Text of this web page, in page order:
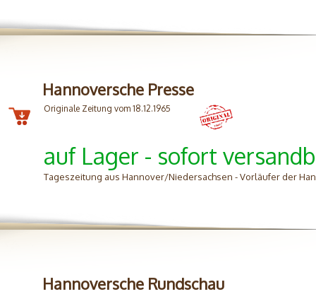
Hannoversche Presse
Originale Zeitung vom 18.12.1965
auf Lager - sofort
Tageszeitung aus Hannover/Niedersachsen - Vorläufer der
Hannoversche Rundschau